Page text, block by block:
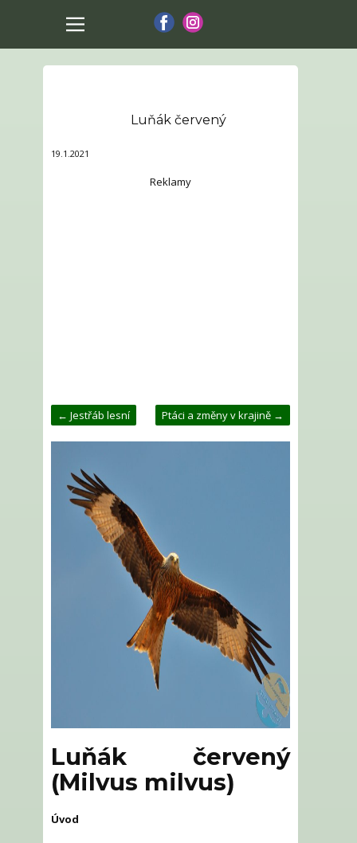
Luňák červený
19.1.2021
Reklamy
← Jestřáb lesní Ptáci a změny v krajině →
Luňák červený
(Milvus milvus)
Úvod